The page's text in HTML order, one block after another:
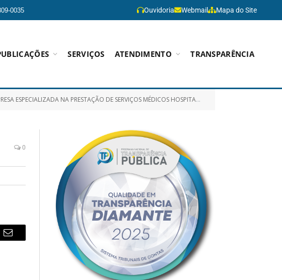
0035 Ouvidoria Webmail Mapa do Site
SERVIÇOS ATENDIMENTO TRANSPARÊNCIA
PARA A UNIDADE DE CUIDADOS INTERMEDIÁRIO NEONATAL (UCI NEO) DO HOSPITAL MUNICIPAL DE PARAGOMINAS – HMP)
0
Email